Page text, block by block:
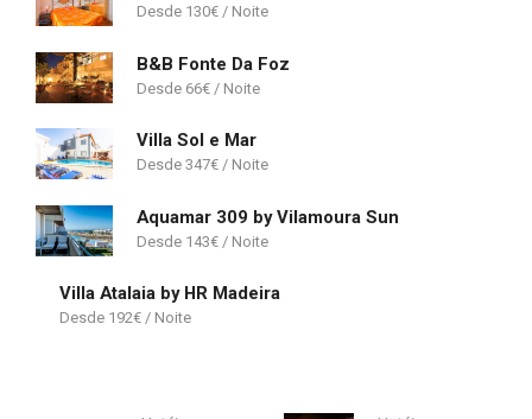
130€
B&B Fonte Da Foz
66€
Villa Sol e Mar
347€
Aquamar 309 by Vilamoura Sun
143€
Villa Atalaia by HR Madeira
192€